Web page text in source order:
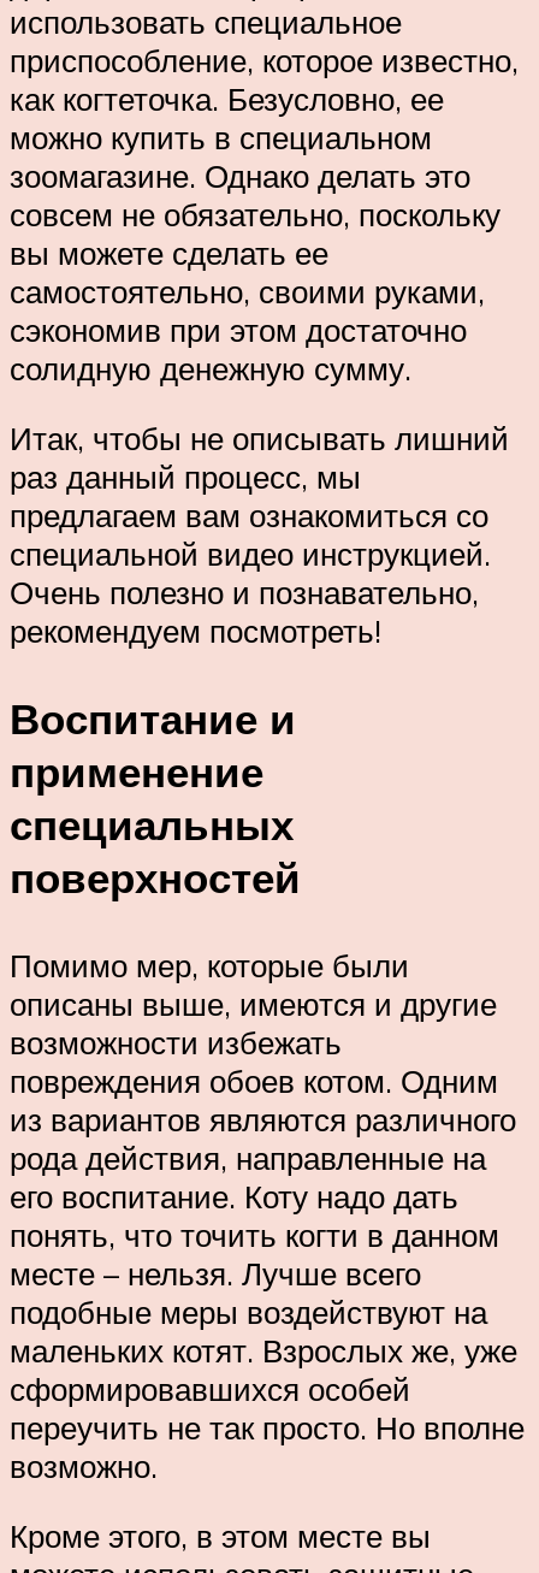
использовать специальное
приспособление, которое известно,
как когтеточка. Безусловно, ее
можно купить в специальном
зоомагазине. Однако делать это
совсем не обязательно, поскольку
вы можете сделать ее
самостоятельно, своими руками,
сэкономив при этом достаточно
солидную денежную сумму.
Итак, чтобы не описывать лишний
раз данный процесс, мы
предлагаем вам ознакомиться со
специальной видео инструкцией.
Очень полезно и познавательно,
рекомендуем посмотреть!
Воспитание и
применение
специальных
поверхностей
Помимо мер, которые были
описаны выше, имеются и другие
возможности избежать
повреждения обоев котом. Одним
из вариантов являются различного
рода действия, направленные на
его воспитание. Коту надо дать
понять, что точить когти в данном
месте – нельзя. Лучше всего
подобные меры воздействуют на
маленьких котят. Взрослых же, уже
сформировавшихся особей
переучить не так просто. Но вполне
возможно.
Кроме этого, в этом месте вы